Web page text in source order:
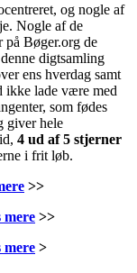
og nogle af
Nogle af de
på Bøger.org de
digtsamling
ens hverdag samt
ikke lade være med
som fødes
giver hele
4 ud af 5 stjerner
i frit løb.
>>
mere >>
mere >